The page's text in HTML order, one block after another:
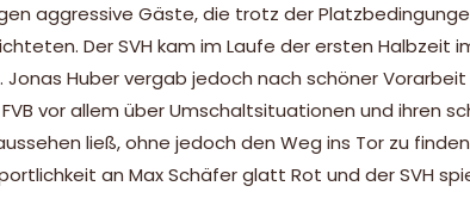
aggressive Gäste, die trotz der
Der SVH kam im Laufe der ersten Halbzeit
Huber vergab jedoch nach schöner Vorarbeit
vor allem über Umschaltsituationen und ihren
ließ, ohne jedoch den Weg ins Tor zu
an Max Schäfer glatt Rot und der SVH